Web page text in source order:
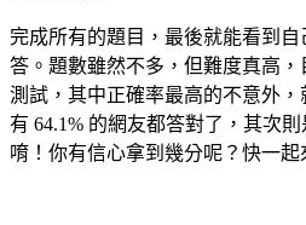
完成所有的題目，最後就能看到
答。題數雖然不多，但難度真高
測試，其中正確率最高的不意外，
有 64.1% 的網友都答對了，其次則
唷！你有信心拿到幾分呢？快一起